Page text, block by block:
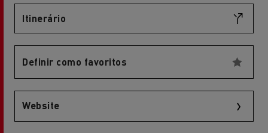
Itinerário
Definir como favoritos
Website